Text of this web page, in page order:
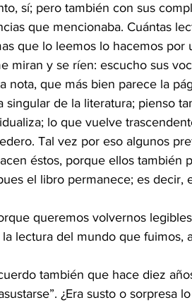
sí; pero también con sus
que mencionaba. Cuántas
que lo leemos lo hacemos
miran y se ríen: escucho sus
nota, que más bien parece la
singular de la literatura; pienso
lo que vuelve
Tal vez por eso algunos
éstos, porque ellos también
el libro permanece; es decir,
queremos volvernos
lectura del mundo que fuimos,
también que hace diez
¿Era susto o sorpresa